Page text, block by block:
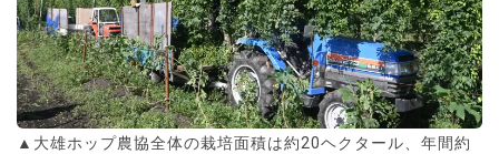
▲大雄ホップ農協全体の栽培面積は約20ヘクタール、年間約